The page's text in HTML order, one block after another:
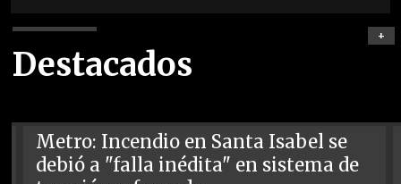
Destacados
+
Metro: Incendio en Santa Isabel se
debió a "falla inédita" en sistema de